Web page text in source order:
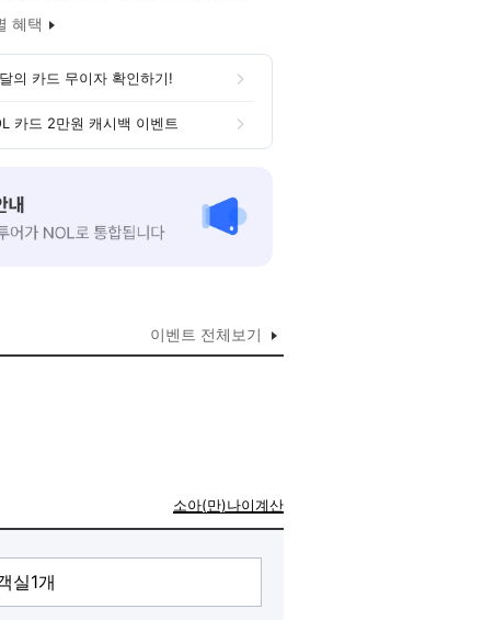
혜택
의 카드 무이자 확인하기!
카드 2만원 캐시백 이벤트
이벤트 전체보기
한/하나/농협)
소아(만)나이계산